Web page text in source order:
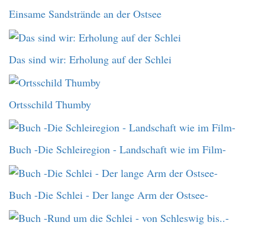
Einsame Sandstrände an der Ostsee
Das sind wir: Erholung auf der Schlei
Ortsschild Thumby
Buch -Die Schleiregion - Landschaft wie im Film-
Buch -Die Schlei - Der lange Arm der Ostsee-